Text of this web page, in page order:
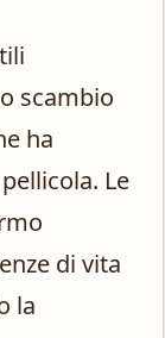
scambio
ha
Le
di vita
la